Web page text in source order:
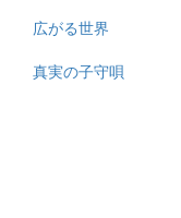
広がる世界
真実の子守唄